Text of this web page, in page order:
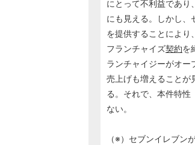
にとって不利益であり
にも見える。しかし、
を提供することにより
フランチャイズ契約を
ランチャイジーがオー
売上げも増えることが
る。それで、本件特性
ない。
（※）セブンイレブン